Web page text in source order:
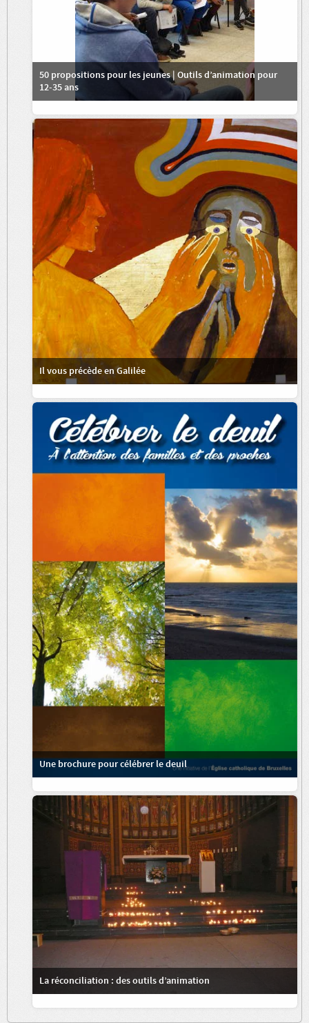
50 propositions pour les jeunes | Outils d’animation pour
12-35 ans
Il vous précède en Galilée
Une brochure pour célébrer le deuil
La réconciliation : des outils d’animation